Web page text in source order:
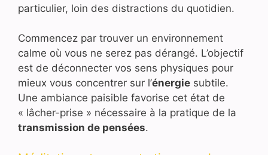
particulier, loin des distractions du quotidien.
Commencez par trouver un environnement
calme où vous ne serez pas dérangé. L’objectif
est de déconnecter vos sens physiques pour
mieux vous concentrer sur l’énergie subtile.
Une ambiance paisible favorise cet état de
« lâcher-prise » nécessaire à la pratique de la
transmission de pensées.